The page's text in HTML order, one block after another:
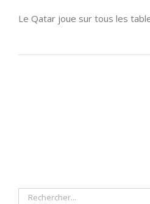
Le Qatar joue sur tous les
Rechercher: